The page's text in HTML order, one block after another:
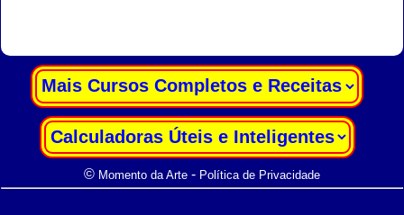
© Momento da Arte- Política de Privacidade